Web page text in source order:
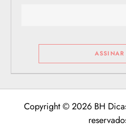
Copyright © 2026 BH